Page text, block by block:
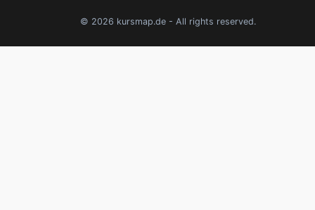
© 2026 kursmap.de - All rights reserved.